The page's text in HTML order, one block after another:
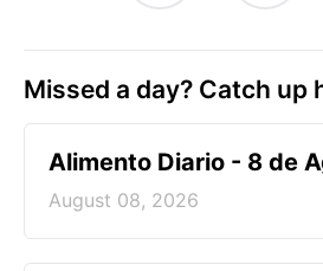
Missed a day? Catch up
Alimento Diario - 8 de
August 08, 2026